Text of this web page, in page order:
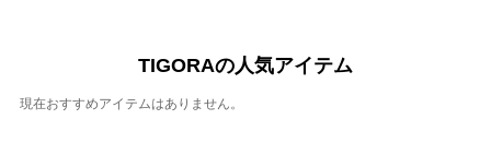
TIGORAの人気アイテム
現在おすすめアイテムはありません。